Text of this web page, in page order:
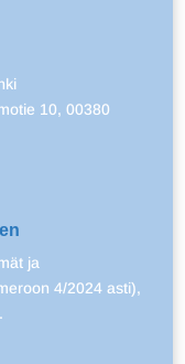
10, 00380
ja
4/2024 asti),